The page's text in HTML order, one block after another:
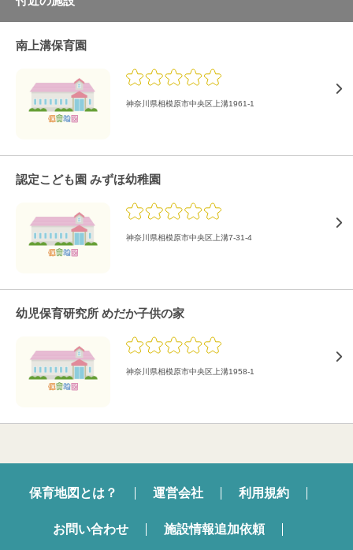
南上溝保育園
神奈川県相模原市中央区上溝1961-1
認定こども園 みずほ幼稚園
神奈川県相模原市中央区上溝7-31-4
幼児保育研究所 めだか子供の家
神奈川県相模原市中央区上溝1958-1
保育地図とは？ 運営会社 利用規約
お問い合わせ 施設情報追加依頼